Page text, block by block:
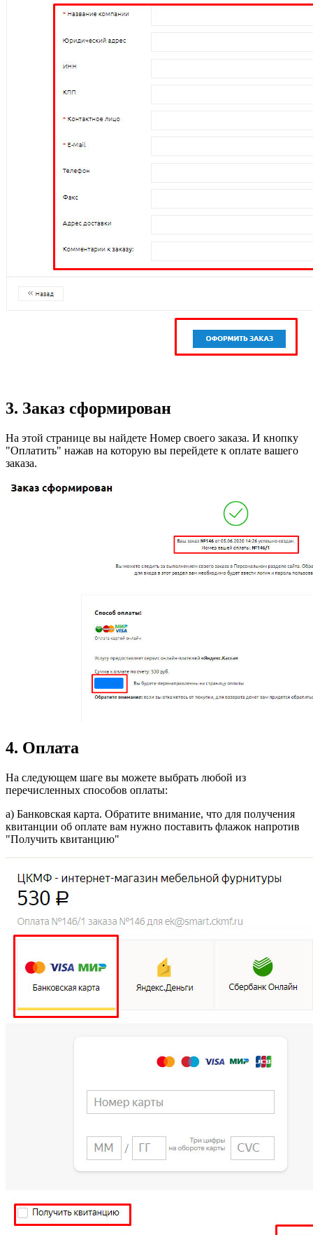
3. Заказ сформирован
На этой странице вы найдете Номер своего заказа. И кнопку
"Оплатить" нажав на которую вы перейдете к оплате вашего
заказа.
4. Оплата
На следующем шаге вы можете выбрать любой из
перечисленных способов оплаты:
а) Банковская карта. Обратите внимание, что для получения
квитанции об оплате вам нужно поставить флажок напротив
"Получить квитанцию"